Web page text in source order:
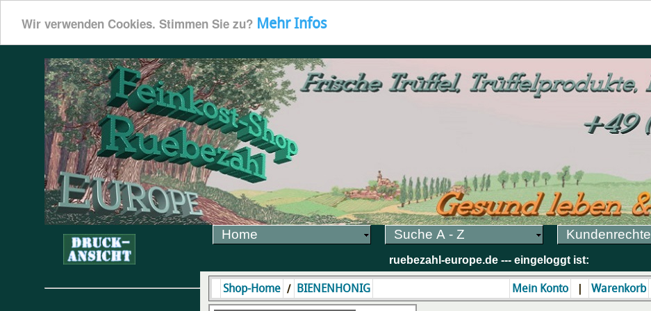
Wir verwenden Cookies. Stimmen Sie zu? Mehr Infos
Home Suche A - Z Kundenrechte
ruebezahl-europe.de --- eingeloggt ist:
Shop-Home / BIENENHONIG Mein Konto | Warenkorb